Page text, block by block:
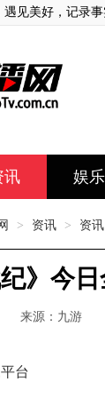
见美好，记录事
讯 娱乐
> 资讯 > 资讯
》今
来源：九游
台